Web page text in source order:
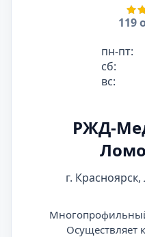
119
пн-пт:
сб:
вс:
РЖД-
г.
Осуществляет